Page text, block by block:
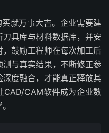
就万事大吉。企业需要建
具库与材料数据库，并安
鼓励工程师在每次加工后
与真实结果，不断修正参
度融合，才能真正释放其
CAD/CAM软件成为企业数